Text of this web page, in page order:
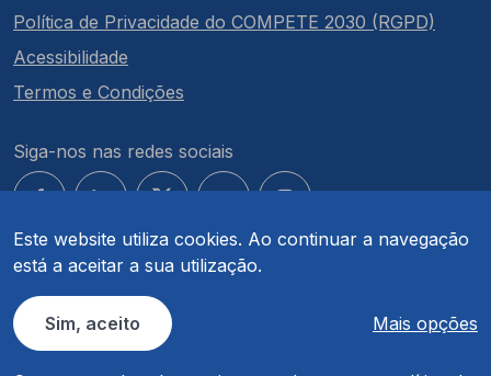
Este website utiliza cookies. Ao continuar a navegação
está a aceitar a sua utilização.
Sim, aceito Mais opções
Política de Privacidade do COMPETE 2030 (RGPD)
Acessibilidade
Termos e Condições
Siga-nos nas redes sociais
© COMPETE 2030. Todos os direitos reservados.